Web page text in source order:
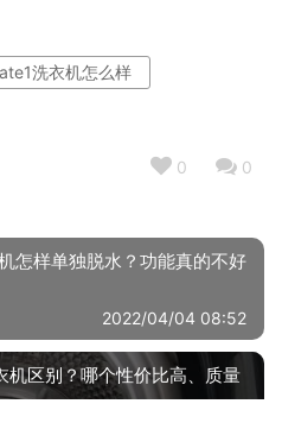
洗衣机怎么样
0 0
怎样单独脱水？功能真的不好
2022/04/04 08:52
机区别？哪个性价比高、质量